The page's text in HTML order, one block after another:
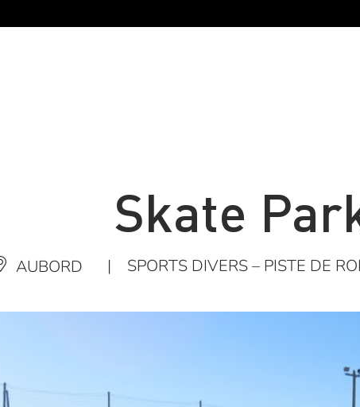
Skate
AUBORD | SPORTS DIVERS – PISTE DE